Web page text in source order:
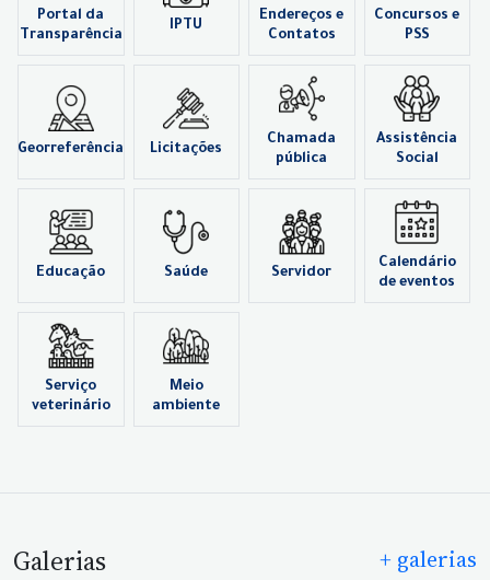
Portal da
Transparência
IPTU
Endereços e
Contatos
Concursos e
PSS
Georreferência Licitações
Chamada
pública
Assistência
Social
Educação Saúde Servidor
Calendário
de eventos
Serviço
veterinário
Meio
ambiente
Galerias + galerias